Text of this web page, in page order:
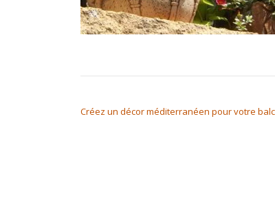
Créez un décor méditerranéen pour votre